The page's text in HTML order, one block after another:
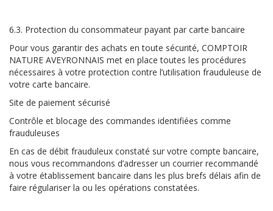
6.3. Protection du consommateur payant par carte bancaire
Pour vous garantir des achats en toute sécurité, COMPTOIR
NATURE AVEYRONNAIS met en place toutes les procédures
nécessaires à votre protection contre l’utilisation frauduleuse de
votre carte bancaire.
Site de paiement sécurisé
Contrôle et blocage des commandes identifiées comme
frauduleuses
En cas de débit frauduleux constaté sur votre compte bancaire,
nous vous recommandons d’adresser un courrier recommandé
à votre établissement bancaire dans les plus brefs délais afin de
faire régulariser la ou les opérations constatées.